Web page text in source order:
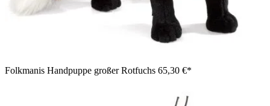
Folkmanis Handpuppe großer Rotfuchs 65,30 €*